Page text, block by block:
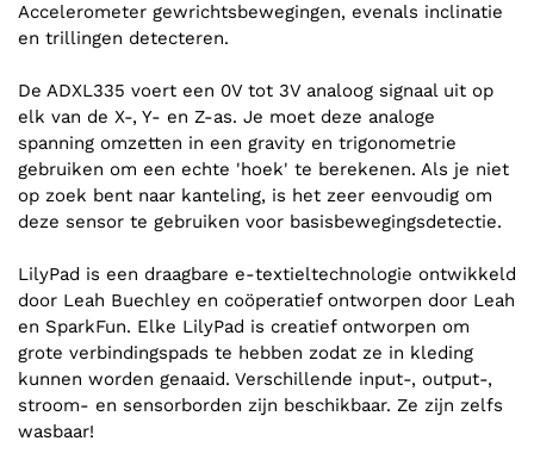
Accelerometer gewrichtsbewegingen, evenals inclinatie
en trillingen detecteren.
De ADXL335 voert een 0V tot 3V analoog signaal uit op
elk van de X-, Y- en Z-as. Je moet deze analoge
spanning omzetten in een gravity en trigonometrie
gebruiken om een echte 'hoek' te berekenen. Als je niet
op zoek bent naar kanteling, is het zeer eenvoudig om
deze sensor te gebruiken voor basisbewegingsdetectie.
LilyPad is een draagbare e-textieltechnologie ontwikkeld
door Leah Buechley en coöperatief ontworpen door Leah
en SparkFun. Elke LilyPad is creatief ontworpen om
grote verbindingspads te hebben zodat ze in kleding
kunnen worden genaaid. Verschillende input-, output-,
stroom- en sensorborden zijn beschikbaar. Ze zijn zelfs
wasbaar!